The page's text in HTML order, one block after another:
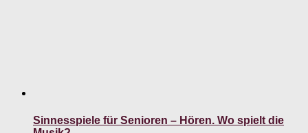
Sinnesspiele für Senioren – Hören. Wo spielt die